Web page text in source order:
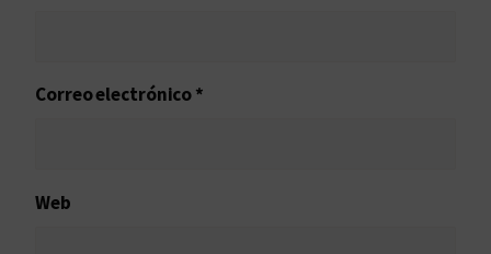
Correo electrónico*
Web